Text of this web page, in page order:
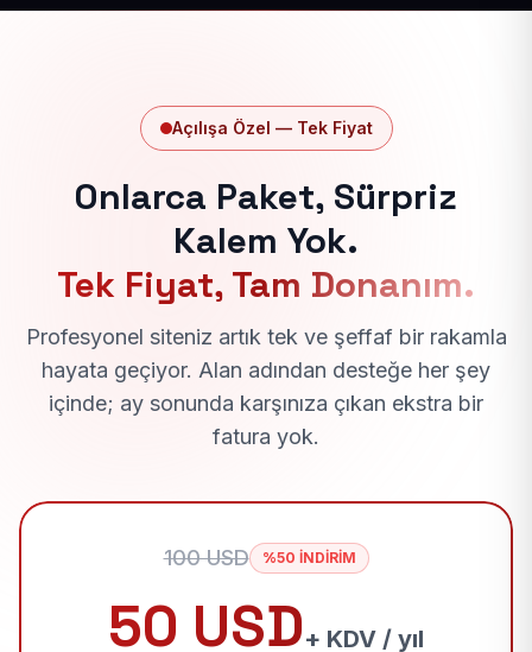
Açılışa Özel — Tek Fiyat
Onlarca Paket, Sürpriz
Kalem Yok.
Tek Fiyat, Tam Donanım.
Profesyonel siteniz artık tek ve şeffaf bir rakamla
hayata geçiyor. Alan adından desteğe her şey
içinde; ay sonunda karşınıza çıkan ekstra bir
fatura yok.
100 USD %50 İNDİRİM
50 USD+ KDV / yıl